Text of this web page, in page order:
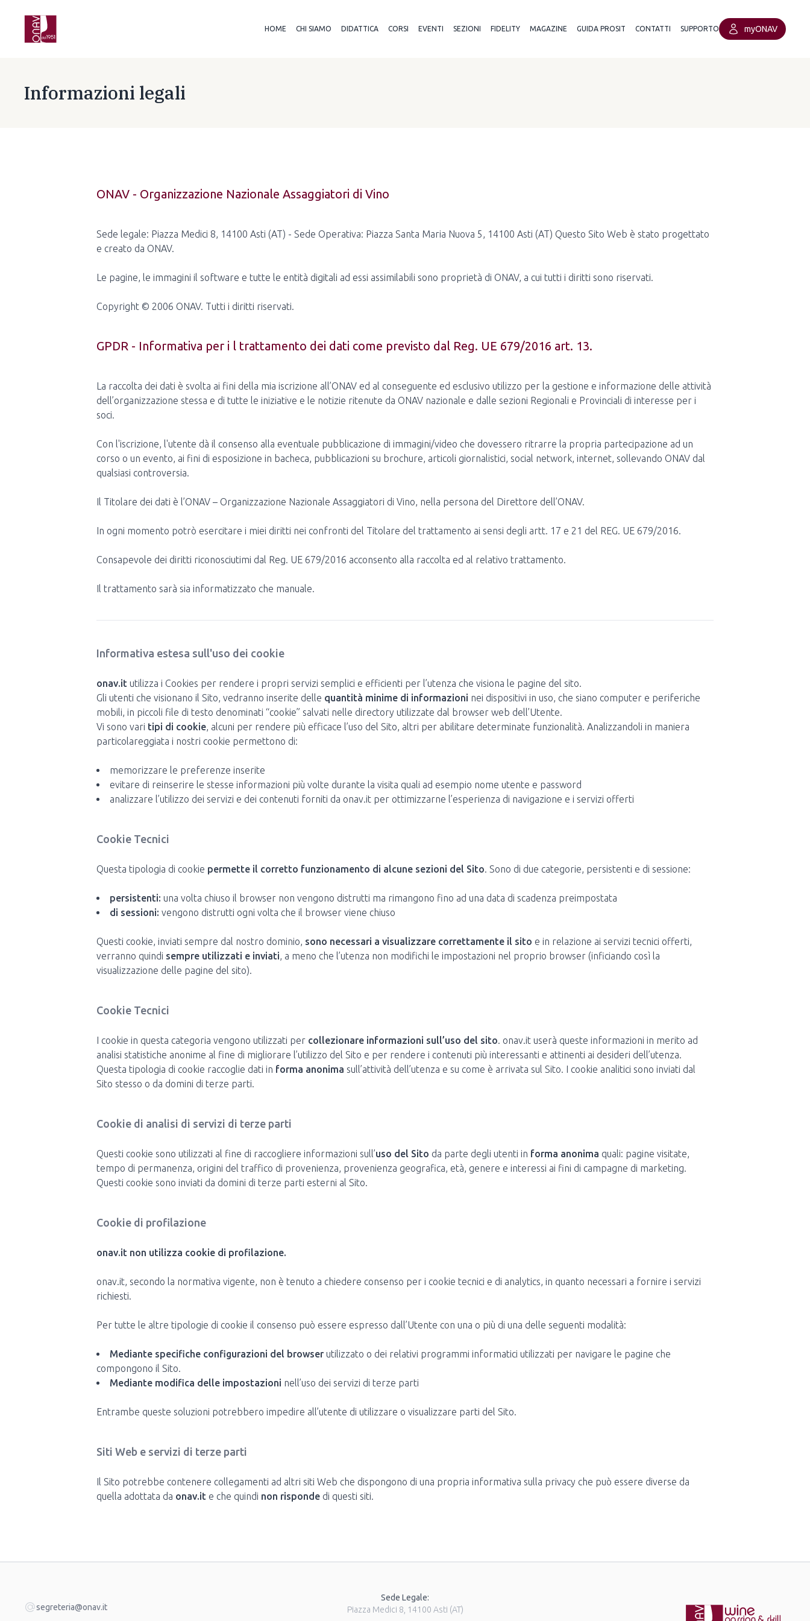
HOME CHI SIAMO DIDATTICA CORSI EVENTI SEZIONI FIDELITY MAGAZINE GUIDA PROSIT CONTATTI SUPPORTO myONAV
Informazioni legali
ONAV - Organizzazione Nazionale Assaggiatori di Vino
Sede legale: Piazza Medici 8, 14100 Asti (AT) - Sede Operativa: Piazza Santa Maria Nuova 5, 14100 Asti (AT) Questo Sito Web è stato progettato
e creato da ONAV.
Le pagine, le immagini il software e tutte le entità digitali ad essi assimilabili sono proprietà di ONAV, a cui tutti i diritti sono riservati.
Copyright © 2006 ONAV. Tutti i diritti riservati.
GPDR - Informativa per i l trattamento dei dati come previsto dal Reg. UE 679/2016 art. 13.
La raccolta dei dati è svolta ai fini della mia iscrizione all’ONAV ed al conseguente ed esclusivo utilizzo per la gestione e informazione delle attività
dell’organizzazione stessa e di tutte le iniziative e le notizie ritenute da ONAV nazionale e dalle sezioni Regionali e Provinciali di interesse per i
soci.
Con l'iscrizione, l'utente dà il consenso alla eventuale pubblicazione di immagini/video che dovessero ritrarre la propria partecipazione ad un
corso o un evento, ai fini di esposizione in bacheca, pubblicazioni su brochure, articoli giornalistici, social network, internet, sollevando ONAV dal
qualsiasi controversia.
Il Titolare dei dati è l’ONAV – Organizzazione Nazionale Assaggiatori di Vino, nella persona del Direttore dell’ONAV.
In ogni momento potrò esercitare i miei diritti nei confronti del Titolare del trattamento ai sensi degli artt. 17 e 21 del REG. UE 679/2016.
Consapevole dei diritti riconosciutimi dal Reg. UE 679/2016 acconsento alla raccolta ed al relativo trattamento.
Il trattamento sarà sia informatizzato che manuale.
Informativa estesa sull'uso dei cookie
onav.it utilizza i Cookies per rendere i propri servizi semplici e efficienti per l’utenza che visiona le pagine del sito.
Gli utenti che visionano il Sito, vedranno inserite delle quantità minime di informazioni nei dispositivi in uso, che siano computer e periferiche
mobili, in piccoli file di testo denominati “cookie” salvati nelle directory utilizzate dal browser web dell’Utente.
Vi sono vari tipi di cookie, alcuni per rendere più efficace l’uso del Sito, altri per abilitare determinate funzionalità. Analizzandoli in maniera
particolareggiata i nostri cookie permettono di:
memorizzare le preferenze inserite
evitare di reinserire le stesse informazioni più volte durante la visita quali ad esempio nome utente e password
analizzare l’utilizzo dei servizi e dei contenuti forniti da onav.it per ottimizzarne l’esperienza di navigazione e i servizi offerti
Cookie Tecnici
Questa tipologia di cookie permette il corretto funzionamento di alcune sezioni del Sito. Sono di due categorie, persistenti e di sessione:
persistenti: una volta chiuso il browser non vengono distrutti ma rimangono fino ad una data di scadenza preimpostata
di sessioni: vengono distrutti ogni volta che il browser viene chiuso
Questi cookie, inviati sempre dal nostro dominio, sono necessari a visualizzare correttamente il sito e in relazione ai servizi tecnici offerti,
verranno quindi sempre utilizzati e inviati, a meno che l’utenza non modifichi le impostazioni nel proprio browser (inficiando così la
visualizzazione delle pagine del sito).
Cookie Tecnici
I cookie in questa categoria vengono utilizzati per collezionare informazioni sull’uso del sito. onav.it userà queste informazioni in merito ad
analisi statistiche anonime al fine di migliorare l’utilizzo del Sito e per rendere i contenuti più interessanti e attinenti ai desideri dell’utenza.
Questa tipologia di cookie raccoglie dati in forma anonima sull’attività dell’utenza e su come è arrivata sul Sito. I cookie analitici sono inviati dal
Sito stesso o da domini di terze parti.
Cookie di analisi di servizi di terze parti
Questi cookie sono utilizzati al fine di raccogliere informazioni sull’uso del Sito da parte degli utenti in forma anonima quali: pagine visitate,
tempo di permanenza, origini del traffico di provenienza, provenienza geografica, età, genere e interessi ai fini di campagne di marketing.
Questi cookie sono inviati da domini di terze parti esterni al Sito.
Cookie di profilazione
onav.it non utilizza cookie di profilazione.
onav.it, secondo la normativa vigente, non è tenuto a chiedere consenso per i cookie tecnici e di analytics, in quanto necessari a fornire i servizi
richiesti.
Per tutte le altre tipologie di cookie il consenso può essere espresso dall’Utente con una o più di una delle seguenti modalità:
Mediante specifiche configurazioni del browser utilizzato o dei relativi programmi informatici utilizzati per navigare le pagine che
compongono il Sito.
Mediante modifica delle impostazioni nell’uso dei servizi di terze parti
Entrambe queste soluzioni potrebbero impedire all’utente di utilizzare o visualizzare parti del Sito.
Siti Web e servizi di terze parti
Il Sito potrebbe contenere collegamenti ad altri siti Web che dispongono di una propria informativa sulla privacy che può essere diverse da
quella adottata da onav.it e che quindi non risponde di questi siti.
segreteria@onav.it
Sede Legale:
Piazza Medici 8, 14100 Asti (AT)